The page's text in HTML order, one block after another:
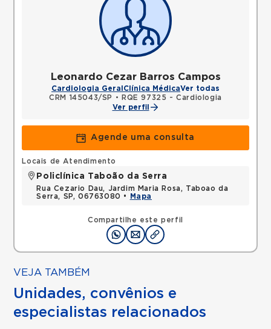
Leonardo Cezar Barros Campos
Cardiologia Geral Clínica MédicaVer todas
CRM 145043/SP
•
RQE 97325 - Cardiologia
Ver perfil
Agende uma consulta
Compartilhe este perfil
Locais de Atendimento
Policlínica Taboão da Serra
Rua Cezario Dau, Jardim Maria Rosa, Taboao da
Serra, SP, 06763080 •
Mapa
VEJA TAMBÉM
Unidades, convênios e
especialistas relacionados